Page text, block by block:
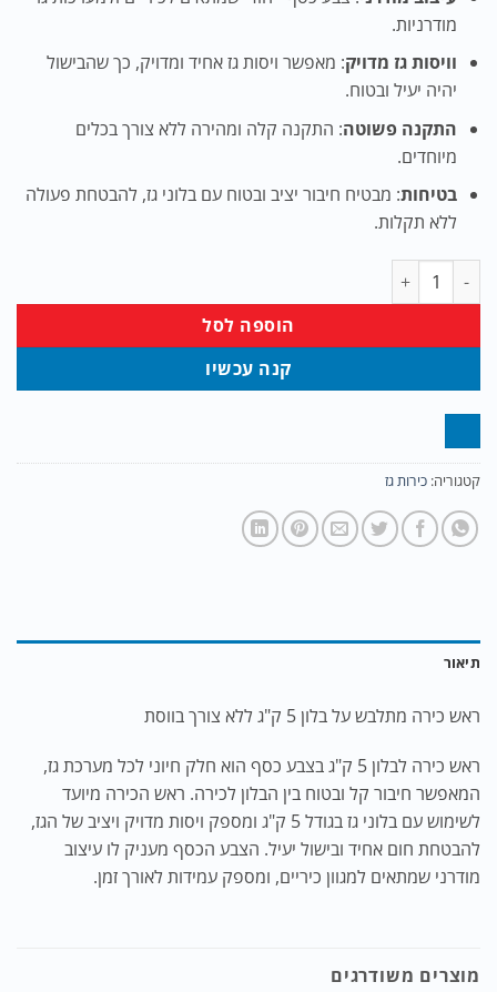
מודרניות.
וויסות גז מדויק: מאפשר ויסות גז אחיד ומדויק, כך שהבישול
יהיה יעיל ובטוח.
התקנה פשוטה: התקנה קלה ומהירה ללא צורך בכלים
מיוחדים.
בטיחות: מבטיח חיבור יציב ובטוח עם בלוני גז, להבטחת פעולה
ללא תקלות.
כמות של ראש כירה לבלון 5 ק''ג - צבע כסף
הוספה לסל
קנה עכשיו
קטגוריה: כירות גז
תיאור
ראש כירה מתלבש על בלון 5 ק"ג ללא צורך בווסת
ראש כירה לבלון 5 ק"ג בצבע כסף הוא חלק חיוני לכל מערכת גז,
המאפשר חיבור קל ובטוח בין הבלון לכירה. ראש הכירה מיועד
לשימוש עם בלוני גז בגודל 5 ק"ג ומספק ויסות מדויק ויציב של הגז,
להבטחת חום אחיד ובישול יעיל. הצבע הכסף מעניק לו עיצוב
מודרני שמתאים למגוון כיריים, ומספק עמידות לאורך זמן.
מוצרים משודרגים